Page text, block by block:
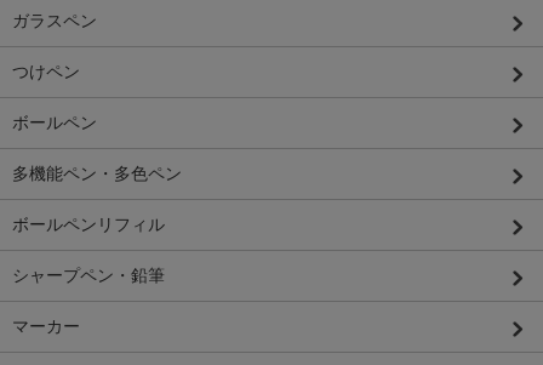
ガラスペン
つけペン
ボールペン
多機能ペン・多色ペン
ボールペンリフィル
シャープペン・鉛筆
マーカー